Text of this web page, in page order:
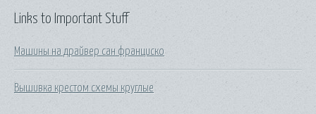
Links to Important Stuff
Машины на драйвер сан франциско
Вышивка крестом схемы круглые